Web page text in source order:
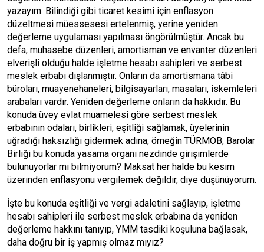
yazayım. Bilindiği gibi ticaret kesimi için enflasyon
düzeltmesi müessesesi ertelenmiş, yerine yeniden
değerleme uygulaması yapılması öngörülmüştür. Ancak bu
defa, muhasebe düzenleri, amortisman ve envanter düzenleri
elverişli olduğu halde işletme hesabı sahipleri ve serbest
meslek erbabı dışlanmıştır. Onların da amortismana tâbi
büroları, muayenehaneleri, bilgisayarları, masaları, iskemleleri
arabaları vardır. Yeniden değerleme onların da hakkıdır. Bu
konuda üvey evlat muamelesi göre serbest meslek
erbabının odaları, birlikleri, eşitliği sağlamak, üyelerinin
uğradığı haksızlığı gidermek adına, örneğin TÜRMOB, Barolar
Birliği bu konuda yasama organı nezdinde girişimlerde
bulunuyorlar mı bilmiyorum? Maksat her halde bu kesim
üzerinden enflasyonu vergilemek değildir, diye düşünüyorum.
İşte bu konuda eşitliği ve vergi adaletini sağlayıp, işletme
hesabı sahipleri ile serbest meslek erbabına da yeniden
değerleme hakkını tanıyıp, YMM tasdiki koşuluna bağlasak,
daha doğru bir iş yapmış olmaz mıyız?